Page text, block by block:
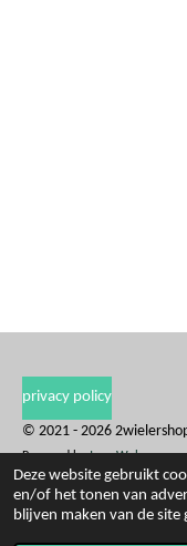
Deze website gebruikt
en/of het tonen van
blijven maken van de site
privacy policy
© 2021 - 2026
Powered byJouwWeb